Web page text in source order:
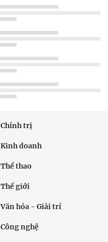
Chính trị
Kinh doanh
Thể thao
Thế giới
Văn hóa - Giải trí
Công nghệ